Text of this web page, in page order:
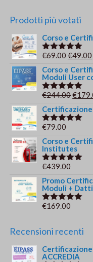
Prodotti più votati
Corso e
Valutato
€69.00Il
prezzo
era:
€49.00
Corso e
Moduli User
Valutato
€244.00Il
€
Certificazione
Valutato
€79.00
Corso e
Institutes
Valutato
€439.00
Promo
Moduli +
Valutato
€169.00
Recensioni recenti
Certificazione
ACCREDIA